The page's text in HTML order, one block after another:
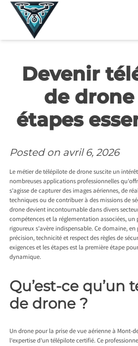
Skip
Devenir
de drone
étapes
Posted on avril 6, 2026
Le métier de télépilote de drone suscite un
nombreuses applications professionnelles
s’agisse de capturer des images aériennes, de
techniques ou de contribuer à des missions de
drone devient incontournable dans divers
compétences et la réglementation associées,
rigoureux s’avère indispensable. Ce domaine,
précision, technicité et respect des règles de
exigences et les étapes est la première étape
dynamique.
Qu’est-ce qu’un
de drone ?
Undrone pour la prise de vue aérienne à Mont-
l’expertise d’un télépilote certifié. Ce